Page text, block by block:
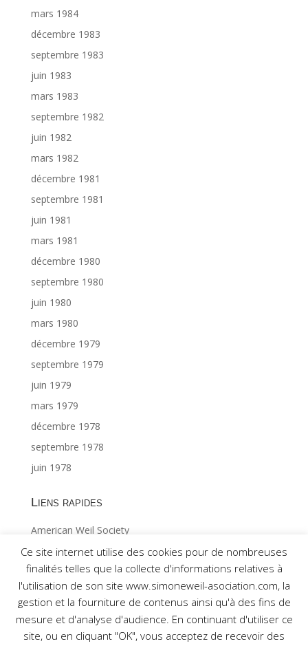
mars 1984
décembre 1983
septembre 1983
juin 1983
mars 1983
septembre 1982
juin 1982
mars 1982
décembre 1981
septembre 1981
juin 1981
mars 1981
décembre 1980
septembre 1980
juin 1980
mars 1980
décembre 1979
septembre 1979
juin 1979
mars 1979
décembre 1978
septembre 1978
juin 1978
Liens rapides
American Weil Society
Index général ©Gabriël MAES 1/2
Index général ©Gabriël MAES 2/2
Ce site internet utilise des cookies pour de nombreuses
finalités telles que la collecte d'informations relatives à
l'utilisation de son site www.simoneweil-asociation.com, la
gestion et la fourniture de contenus ainsi qu'à des fins de
mesure et d'analyse d'audience. En continuant d'utiliser ce
site, ou en cliquant "OK", vous acceptez de recevoir des